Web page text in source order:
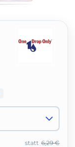
6,29 €
statt